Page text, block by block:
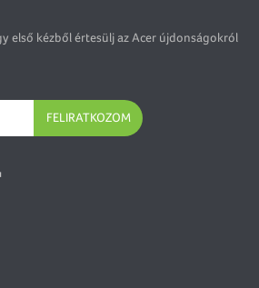
első kézből értesülj az Acer újdonságokról
FELIRATKOZOM